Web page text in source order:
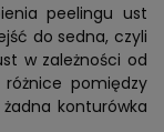
peelingu ust
do sedna, czyli
w zależności od
pomiędzy
konturówka